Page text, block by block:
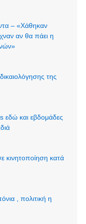
– «Χάθηκαν
αν θα πάει η
της
εδώ και εβδομάδες
κινητοποίηση κατά
, πολιτική η